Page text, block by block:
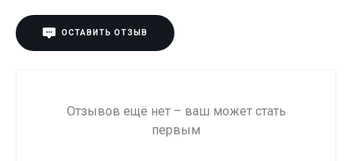
ОСТАВИТЬ ОТЗЫВ
Отзывов ещё нет – ваш может стать
первым